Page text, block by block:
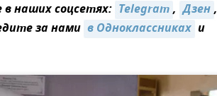
наших соцсетях: Telegram, Дзен,
за нами в Одноклассниках и